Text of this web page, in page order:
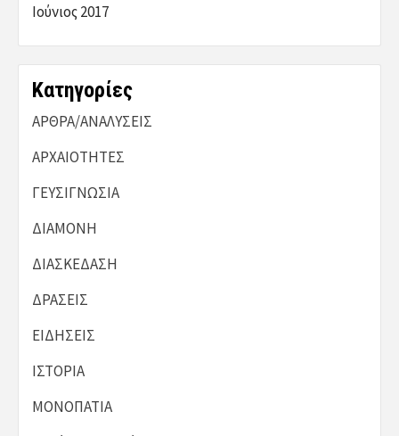
Ιούνιος 2017
Kατηγορίες
ΑΡΘΡΑ/ΑΝΑΛΥΣΕΙΣ
ΑΡΧΑΙΟΤΗΤΕΣ
ΓΕΥΣΙΓΝΩΣΙΑ
ΔΙΑΜΟΝΗ
ΔΙΑΣΚΕΔΑΣΗ
ΔΡΑΣΕΙΣ
ΕΙΔΗΣΕΙΣ
ΙΣΤΟΡΙΑ
ΜΟΝΟΠΑΤΙΑ